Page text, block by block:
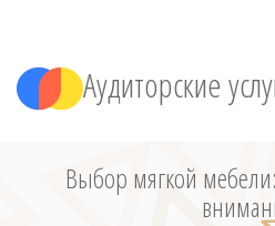
Аудиторские
Выбор мягкой